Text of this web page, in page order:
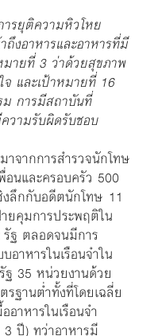
รยุติความหิวโหย
ถึงอาหารและอาหารที่มี
มายที่ 3 ว่าด้วยสุขภาพ
และเป้าหมายที่ 16
ม การมีสถาบันที่
วามรับผิดรับชอบ
จากการสำรวจนักโทษ
นและครอบครัว 500
ลึกกับอดีตนักโทษ 11
ยคุมการประพฤติใน
ฐ ตลอดจนมีการ
อาหารในเรือนจำใน
ฐ 35 หน่วยงานด้วย
รฐานต่ำทั้งที่โดยเฉลี่ย
าหารในเรือนจำ
ปี) ทว่าอาหารมี